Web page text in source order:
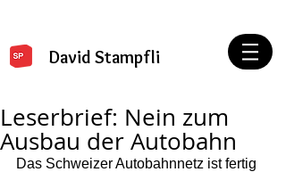
David Stampfli
Leserbrief: Nein zum
Ausbau der Autobahn
Das Schweizer Autobahnnetz ist fertig